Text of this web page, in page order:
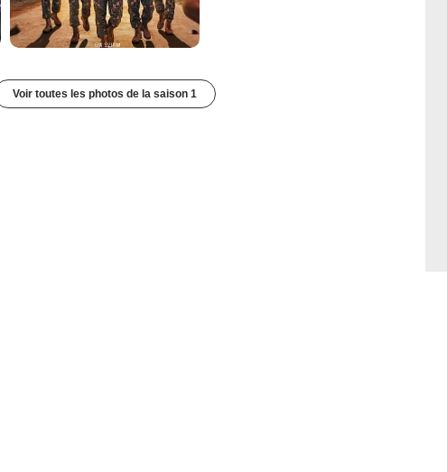
Voir toutes les photos de la saison 1